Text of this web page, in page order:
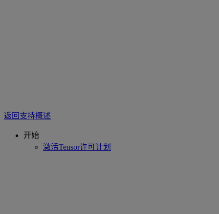
返回支持概述
开始
激活Tensor许可计划